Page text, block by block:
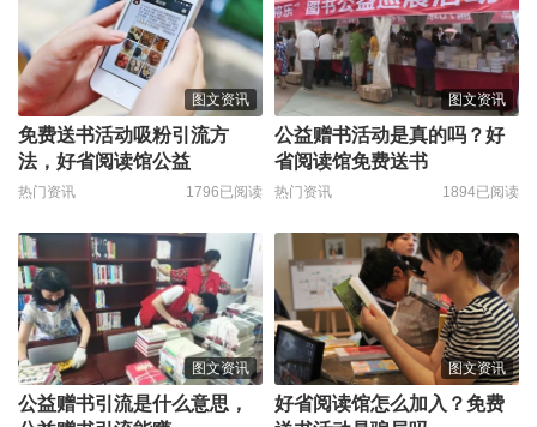
图文资讯
免费送书活动吸粉引流方
法，好省阅读馆公益
热门资讯 1796已阅读
图文资讯
公益赠书活动是真的吗？好
省阅读馆免费送书
热门资讯 1894已阅读
图文资讯
公益赠书引流是什么意思，
图文资讯
好省阅读馆怎么加入？免费